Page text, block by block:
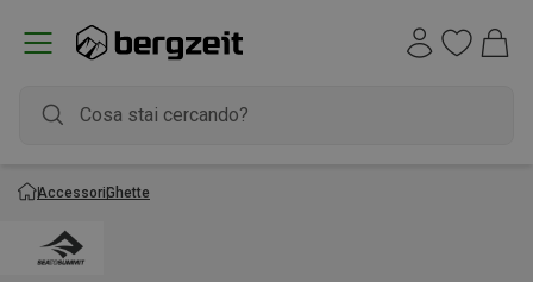
AccessoriGhette